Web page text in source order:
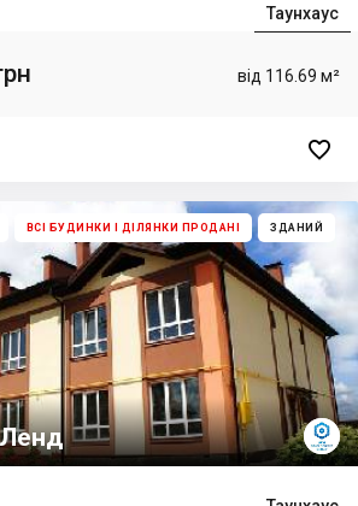
Таунхаус
від 116.69 м²

ВСІ БУДИНКИ І ДІЛЯНКИ ПРОДАНІ ЗДАНИЙ